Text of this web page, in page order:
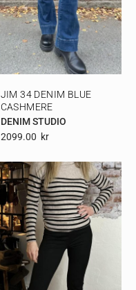
JIM 34 DENIM BLUE
CASHMERE
DENIM STUDIO
2099.00 Kr